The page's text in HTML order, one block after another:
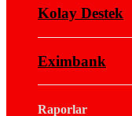
Kolay Destek
Eximbank
Raporlar